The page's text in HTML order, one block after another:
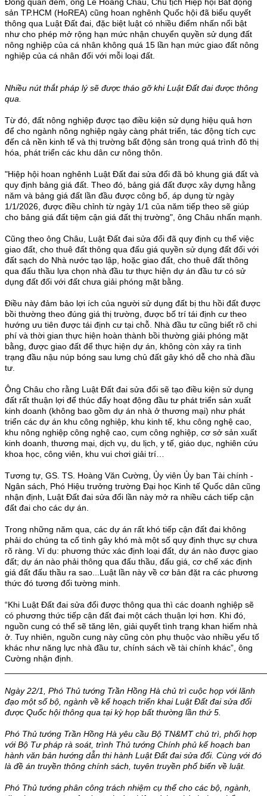
sản TP.HCM (HoREA) cũng hoan nghênh Quốc hội đã biểu quyết
thông qua Luật Đất đai, đặc biệt luật có nhiều điểm nhấn nổi bật
như cho phép mở rộng hạn mức nhận chuyển quyền sử dụng đất
nông nghiệp của cá nhân không quá 15 lần hạn mức giao đất nông
nghiệp của cá nhân đối với mỗi loại đất.
Nhiều nút thắt pháp lý sẽ được tháo gỡ khi Luật Đất đai được thông
qua.
Từ đó, đất nông nghiệp được tạo điều kiện sử dụng hiệu quả hơn
để cho ngành nông nghiệp ngày càng phát triển, tác động tích cực
đến cả nền kinh tế và thị trường bất động sản trong quá trình đô thị
hóa, phát triển các khu dân cư nông thôn.
"Hiệp hội hoan nghênh Luật Đất đai sửa đổi đã bỏ khung giá đất và
quy định bảng giá đất. Theo đó, bảng giá đất được xây dựng hằng
năm và bảng giá đất lần đầu được công bố, áp dụng từ ngày
1/1/2026, được điều chỉnh từ ngày 1/1 của năm tiếp theo sẽ giúp
cho bảng giá đất tiệm cận giá đất thị trường", ông Châu nhấn mạnh.
Cũng theo ông Châu, Luật Đất đai sửa đổi đã quy định cụ thể việc
giao đất, cho thuê đất thông qua đấu giá quyền sử dụng đất đối với
đất sạch do Nhà nước tạo lập, hoặc giao đất, cho thuê đất thông
qua đấu thầu lựa chọn nhà đầu tư thực hiện dự án đầu tư có sử
dụng đất đối với đất chưa giải phóng mặt bằng.
Điều này đảm bảo lợi ích của người sử dụng đất bị thu hồi đất được
bồi thường theo đúng giá thị trường, được bố trí tái định cư theo
hướng ưu tiên được tái định cư tại chỗ. Nhà đầu tư cũng biết rõ chi
phí và thời gian thực hiện hoàn thành bồi thường giải phóng mặt
bằng, được giao đất để thực hiện dự án, không còn xảy ra tình
trạng đầu nậu núp bóng sau lưng chủ đất gây khó dễ cho nhà đầu
tư.
Ông Châu cho rằng Luật Đất đai sửa đổi sẽ tạo điều kiện sử dụng
đất rất thuận lợi để thúc đẩy hoạt động đầu tư phát triển sản xuất
kinh doanh (không bao gồm dự án nhà ở thương mại) như phát
triển các dự án khu công nghiệp, khu kinh tế, khu công nghệ cao,
khu nông nghiệp công nghệ cao, cụm công nghiệp, cơ sở sản xuất
kinh doanh, thương mại, dịch vụ, du lịch, y tế, giáo dục, nghiên cứu
khoa học, công viên, khu vui chơi giải trí…
Tương tự, GS. TS. Hoàng Văn Cường, Ủy viên Ủy ban Tài chính -
Ngân sách, Phó Hiệu trưởng trường Đại học Kinh tế Quốc dân cũng
nhận định, Luật Đất đai sửa đổi lần này mở ra nhiều cách tiếp cận
đất đai cho các dự án.
Trong những năm qua, các dự án rất khó tiếp cận đất đai không
phải do chúng ta cố tình gây khó mà một số quy định thực sự chưa
rõ ràng. Ví dụ: phương thức xác định loại đất, dự án nào được giao
đất; dự án nào phải thông qua đấu thầu, đấu giá, cơ chế xác định
giá đất đấu thầu ra sao...Luật lần này về cơ bản đặt ra các phương
thức đó tương đối tường minh.
“Khi Luật Đất đai sửa đổi được thông qua thì các doanh nghiệp sẽ
có phương thức tiếp cận đất đai một cách thuận lợi hơn. Khi đó,
nguồn cung có thể sẽ tăng lên, giải quyết tình trạng khan hiếm nhà
ở. Tuy nhiên, nguồn cung này cũng còn phụ thuộc vào nhiều yếu tố
khác như năng lực nhà đầu tư, chính sách về tài chính khác”, ông
Cường nhận định.
Ngày 22/1, Phó Thủ tướng Trần Hồng Hà chủ trì cuộc họp với lãnh
đạo một số bộ, ngành về kế hoạch triển khai Luật Đất đai sửa đổi
được Quốc hội thông qua tại kỳ họp bất thường lần thứ 5.
Phó Thủ tướng Trần Hồng Hà yêu cầu Bộ TN&MT chủ trì, phối hợp
với Bộ Tư pháp rà soát, trình Thủ tướng Chính phủ kế hoạch ban
hành văn bản hướng dẫn thi hành Luật Đất đai sửa đổi. Cùng với đó
là đề án truyền thông chính sách, tuyên truyền phổ biến về luật.
Phó Thủ tướng phân công trách nhiệm cụ thể cho các bộ, ngành,